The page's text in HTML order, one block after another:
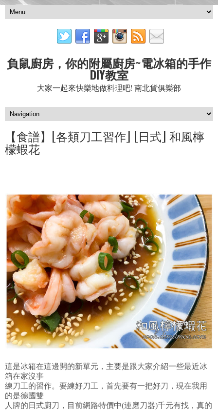
負鼠廚房，你的附屬廚房~電冰箱的手作
DIY教室
大家一起來快樂地做料理吧! 南北貨俱樂部
【食譜】[各類刀工習作] [日式] 和風檸
檬蝦花
這是冰箱在這邊開的新單元，主要是跟大家介紹一些最近冰
箱在家沒事
練刀工的習作。要練好刀工，首先要有一把好刀，現在我用
的是德國雙
人牌的日式廚刀，目前網路特價中(連磨刀器)千元有找，真的